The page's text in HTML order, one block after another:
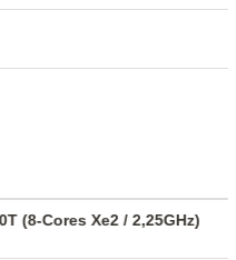
(8-Cores Xe2 / 2,25GHz)